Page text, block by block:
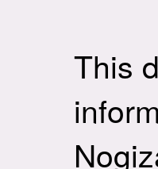
This